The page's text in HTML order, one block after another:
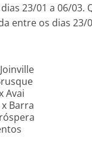
23/01 a 06/03.
entre os dias 23/
Avai
Barra